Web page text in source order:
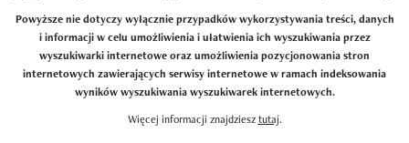
Powyższe nie dotyczy wyłącznie przypadków wykorzystywania treści, danych
i informacji w celu umożliwienia i ułatwienia ich wyszukiwania przez
wyszukiwarki internetowe oraz umożliwienia pozycjonowania stron
internetowych zawierających serwisy internetowe w ramach indeksowania
wyników wyszukiwania wyszukiwarek internetowych.
Więcej informacji znajdziesztutaj.